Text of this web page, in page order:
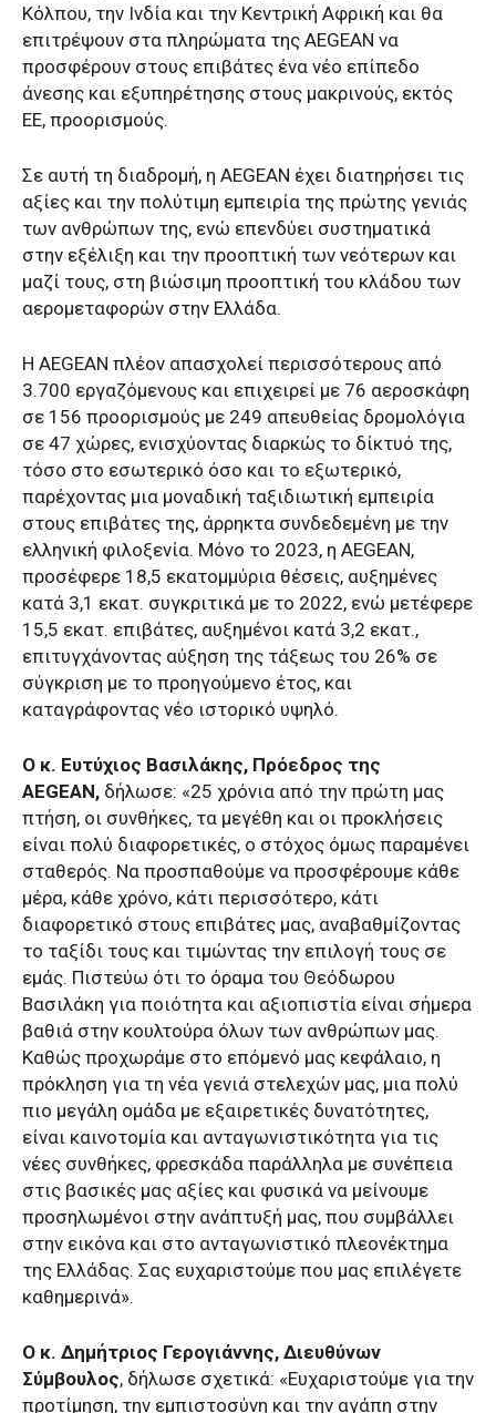
Κόλπου, την Ινδία και την Κεντρική Αφρική και θα
επιτρέψουν στα πληρώματα της AEGEAN να
προσφέρουν στους επιβάτες ένα νέο επίπεδο
άνεσης και εξυπηρέτησης στους μακρινούς, εκτός
ΕΕ, προορισμούς.
Σε αυτή τη διαδρομή, η AEGEAN έχει διατηρήσει τις
αξίες και την πολύτιμη εμπειρία της πρώτης γενιάς
των ανθρώπων της, ενώ επενδύει συστηματικά
στην εξέλιξη και την προοπτική των νεότερων και
μαζί τους, στη βιώσιμη προοπτική του κλάδου των
αερομεταφορών στην Ελλάδα.
Η AEGEAN πλέον απασχολεί περισσότερους από
3.700 εργαζόμενους και επιχειρεί με 76 αεροσκάφη
σε 156 προορισμούς με 249 απευθείας δρομολόγια
σε 47 χώρες, ενισχύοντας διαρκώς το δίκτυό της,
τόσο στο εσωτερικό όσο και το εξωτερικό,
παρέχοντας μια μοναδική ταξιδιωτική εμπειρία
στους επιβάτες της, άρρηκτα συνδεδεμένη με την
ελληνική φιλοξενία. Μόνο το 2023, η AEGEAN,
προσέφερε 18,5 εκατομμύρια θέσεις, αυξημένες
κατά 3,1 εκατ. συγκριτικά με το 2022, ενώ μετέφερε
15,5 εκατ. επιβάτες, αυξημένοι κατά 3,2 εκατ.,
επιτυγχάνοντας αύξηση της τάξεως του 26% σε
σύγκριση με το προηγούμενο έτος, και
καταγράφοντας νέο ιστορικό υψηλό.
Ο κ. Ευτύχιος Βασιλάκης, Πρόεδρος της
AEGEAN, δήλωσε: «25 χρόνια από την πρώτη μας
πτήση, οι συνθήκες, τα μεγέθη και οι προκλήσεις
είναι πολύ διαφορετικές, ο στόχος όμως παραμένει
σταθερός. Να προσπαθούμε να προσφέρουμε κάθε
μέρα, κάθε χρόνο, κάτι περισσότερο, κάτι
διαφορετικό στους επιβάτες μας, αναβαθμίζοντας
το ταξίδι τους και τιμώντας την επιλογή τους σε
εμάς. Πιστεύω ότι το όραμα του Θεόδωρου
Βασιλάκη για ποιότητα και αξιοπιστία είναι σήμερα
βαθιά στην κουλτούρα όλων των ανθρώπων μας.
Καθώς προχωράμε στο επόμενό μας κεφάλαιο, η
πρόκληση για τη νέα γενιά στελεχών μας, μια πολύ
πιο μεγάλη ομάδα με εξαιρετικές δυνατότητες,
είναι καινοτομία και ανταγωνιστικότητα για τις
νέες συνθήκες, φρεσκάδα παράλληλα με συνέπεια
στις βασικές μας αξίες και φυσικά να μείνουμε
προσηλωμένοι στην ανάπτυξή μας, που συμβάλλει
στην εικόνα και στο ανταγωνιστικό πλεονέκτημα
της Ελλάδας. Σας ευχαριστούμε που μας επιλέγετε
καθημερινά».
Ο κ. Δημήτριος Γερογιάννης, Διευθύνων
Σύμβουλος, δήλωσε σχετικά: «Ευχαριστούμε για την
προτίμηση, την εμπιστοσύνη και την αγάπη στην